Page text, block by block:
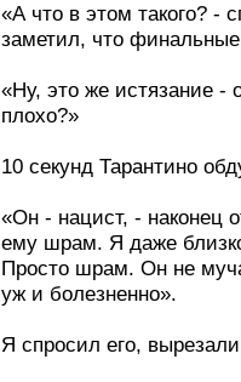
«А что в этом такого? -
заметил, что
«Ну, это же истязание -
плохо?»
10 секунд Тарантино
«Он - нацист, - наконец
ему шрам. Я даже
Просто шрам. Он не
уж и болезненно».
Я спросил его,